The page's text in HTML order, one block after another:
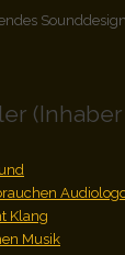
Klang
Musik